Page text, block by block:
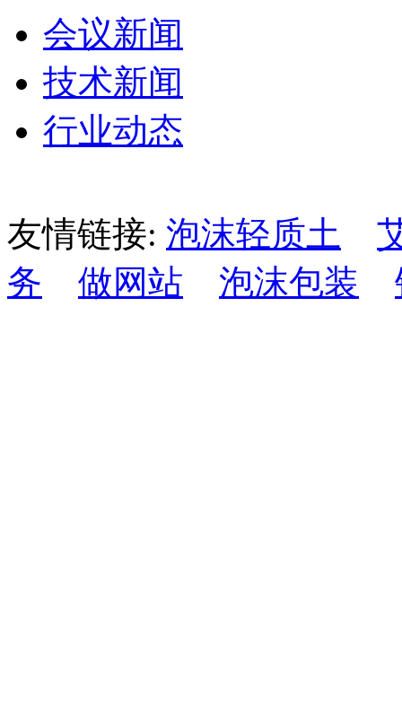
会议新闻
技术新闻
行业动态
友情链接: 泡沫轻质土
务
做网站 泡沫包装